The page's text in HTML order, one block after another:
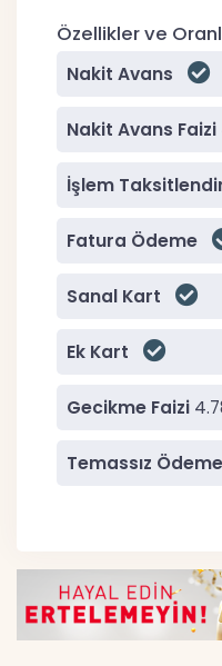
Özellikler ve
Nakit Avans
Nakit Avans Faizi
İşlem
Fatura Ödeme
Sanal Kart
Ek Kart
Gecikme Faizi
Temassız Ödeme